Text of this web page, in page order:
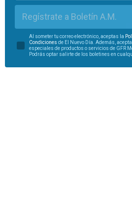
Regístrate a Boletín A.M.
Al someter tu correo electrónico, aceptas la
Condiciones de El Nuevo Día. Además,
especiales de productos o servicios de GFR
Podrás optar salirte de los boletines en